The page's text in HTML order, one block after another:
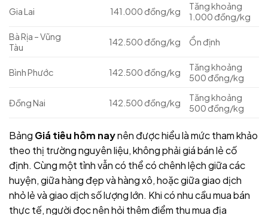
Gia Lai 141.000 đồng/kg
Tăng khoảng
1.000 đồng/kg
Bà Rịa – Vũng
Tàu
142.500 đồng/kg Ổn định
Bình Phước 142.500 đồng/kg
Tăng khoảng
500 đồng/kg
Đồng Nai 142.500 đồng/kg
Tăng khoảng
500 đồng/kg
Bảng Giá tiêu hôm naynên được hiểu là mức tham khảo
theo thị trường nguyên liệu, không phải giá bán lẻ cố
định. Cùng một tỉnh vẫn có thể có chênh lệch giữa các
huyện, giữa hàng đẹp và hàng xô, hoặc giữa giao dịch
nhỏ lẻ và giao dịch số lượng lớn. Khi có nhu cầu mua bán
thực tế, người đọc nên hỏi thêm điểm thu mua địa